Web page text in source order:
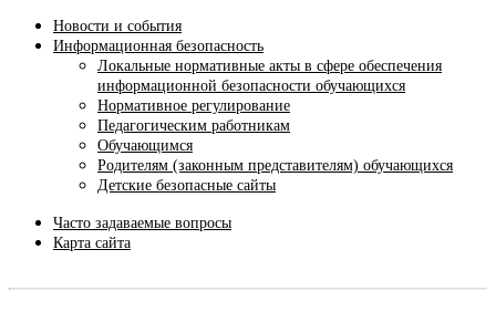
Новости и события
Информационная безопасность
Локальные нормативные акты в сфере обеспечения
информационной безопасности обучающихся
Нормативное регулирование
Педагогическим работникам
Обучающимся
Родителям (законным представителям) обучающихся
Детские безопасные сайты
Часто задаваемые вопросы
Карта сайта